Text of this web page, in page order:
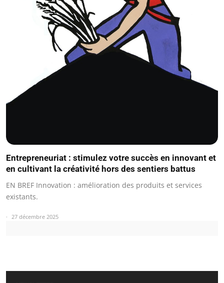
Entrepreneuriat : stimulez votre succès en innovant et
en cultivant la créativité hors des sentiers battus
EN BREF Innovation : amélioration des produits et services
existants.
27 décembre 2025